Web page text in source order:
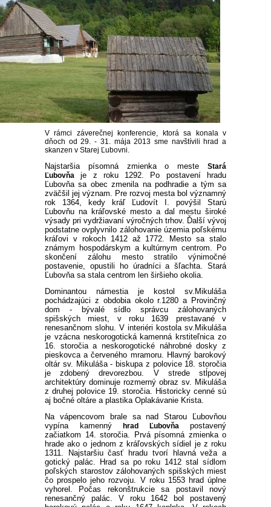
V rámci záverečnej konferencie, ktorá sa konala v
dňoch od 29. - 31. mája 2013 sme navštívili hrad a
skanzen v Starej Ľubovni.
Najstaršia písomná zmienka o meste Stará
Ľubovňa je z roku 1292. Po postavení hradu
Ľubovňa sa obec zmenila na podhradie a tým sa
zväčšil jej význam. Pre rozvoj mesta bol významný
rok 1364, kedy kráľ Ľudovít I. povýšil Starú
Ľubovňu na kráľovské mesto a dal mestu široké
výsady pri vydržiavaní výročných trhov. Ďalší vývoj
podstatne ovplyvnilo zálohovanie územia poľskému
kráľovi v rokoch 1412 až 1772. Mesto sa stalo
známym hospodárskym a kultúrnym centrom. Po
skončení zálohu mesto stratilo výnimočné
postavenie, opustili ho úradníci a šľachta. Stará
Ľubovňa sa stala centrom len širšieho okolia.
Dominantou námestia je kostol sv.Mikuláša
pochádzajúci z obdobia okolo r.1280 a Provinčný
dom - bývalé sídlo správcu zálohovaných
spišských miest, v roku 1639 prestavané v
renesančnom slohu. V interiéri kostola sv.Mikuláša
je vzácna neskorogotická kamenná krstiteľnica zo
16. storočia a neskorogotické náhrobné dosky z
pieskovca a červeného mramoru. Hlavný barokový
oltár sv. Mikuláša - biskupa z polovice 18. storočia
je zdobený drevorezbou. V strede stĺpovej
architektúry dominuje rozmerný obraz sv. Mikuláša
z druhej polovice 19. storočia. Historicky cenné sú
aj bočné oltáre a plastika Oplakávanie Krista.
Na vápencovom brale sa nad Starou Ľubovňou
vypína kamenný
hrad Ľubovňapostavený
začiatkom 14. storočia. Prvá písomná zmienka o
hrade ako o jednom z kráľovských sídiel je z roku
1311. Najstaršiu časť hradu tvorí hlavná veža a
gotický palác. Hrad sa po roku 1412 stal sídlom
poľských starostov zálohovaných spišských miest
čo prospelo jeho rozvoju. V roku 1553 hrad úplne
vyhorel. Počas rekonštrukcie sa postavil nový
renesančný palác. V roku 1642 bol postavený